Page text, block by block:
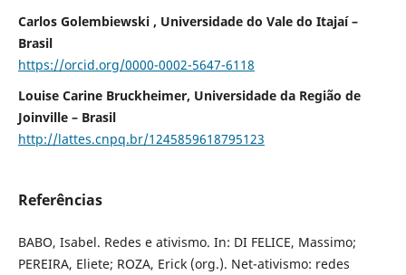
Carlos Golembiewski , Universidade do Vale do Itajaí –
Brasil
https://orcid.org/0000-0002-5647-6118
Louise Carine Bruckheimer, Universidade da Região de
Joinville – Brasil
http://lattes.cnpq.br/1245859618795123
Referências
BABO, Isabel. Redes e ativismo. In: DI FELICE, Massimo;
PEREIRA, Eliete; ROZA, Erick (org.). Net-ativismo: redes